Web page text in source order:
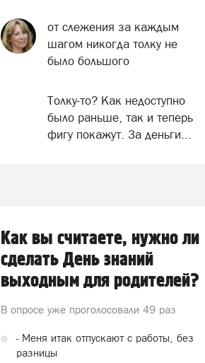
от слежения за каждым
шагом никогда толку не
было большого
Толку-то? Как недоступно
было раньше, так и теперь
фигу покажут. За деньги...
Как вы считаете, нужно ли
сделать День знаний
выходным для родителей?
В опросе уже проголосовали 49 раз
- Меня итак отпускают с работы, без
разницы